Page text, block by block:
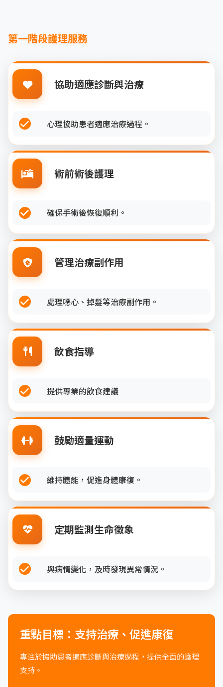
第一階段護理服務
協助適應診斷與治療
心理協助患者適應治療過程。
術前術後護理
確保手術後恢復順利。
管理治療副作用
處理噁心、掉髮等治療副作用。
飲食指導
提供專業的飲食建議
鼓勵適量運動
維持體能，促進身體康復。
定期監測生命徵象
與病情變化，及時發現異常情況。
重點目標：支持治療、促進康復
專注於協助患者適應診斷與治療過程，提供全面的護理
支持。